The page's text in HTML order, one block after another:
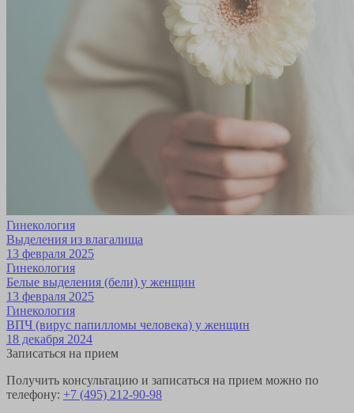
Гинекология
Выделения из влагалища
13 февраля 2025
Гинекология
Белые выделения (бели) у женщин
13 февраля 2025
Гинекология
ВПЧ (вирус папилломы человека) у женщин
18 декабря 2024
Записаться на прием
Получить консультацию и записаться на прием можно по
телефону: +7 (495) 212-90-98